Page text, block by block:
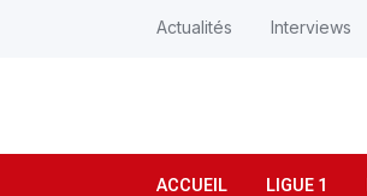
ACCUEIL LIGUE 1
Actualités Interviews